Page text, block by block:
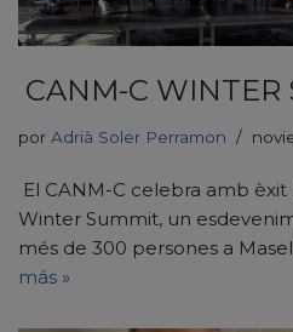
CANM-C WINTER
por Adrià Soler Perramon
El CANM-C celebra amb
Winter Summit, un
més de 300 persones a
más »